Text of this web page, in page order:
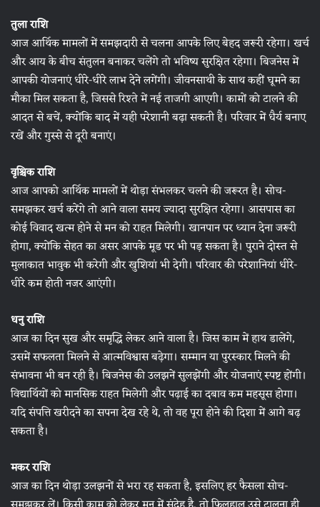
तुला राशि
आज आर्थिक मामलों में समझदारी से चलना आपके लिए बेहद जरूरी रहेगा। खर्च
और आय के बीच संतुलन बनाकर चलेंगे तो भविष्य सुरक्षित रहेगा। बिजनेस में
आपकी योजनाएं धीरे-धीरे लाभ देने लगेंगी। जीवनसाथी के साथ कहीं घूमने का
मौका मिल सकता है, जिससे रिश्ते में नई ताजगी आएगी। कामों को टालने की
आदत से बचें, क्योंकि बाद में यही परेशानी बढ़ा सकती है। परिवार में धैर्य बनाए
रखें और गुस्से से दूरी बनाएं।
वृश्चिक राशि
आज आपको आर्थिक मामलों में थोड़ा संभलकर चलने की जरूरत है। सोच-
समझकर खर्च करेंगे तो आने वाला समय ज्यादा सुरक्षित रहेगा। आसपास का
कोई विवाद खत्म होने से मन को राहत मिलेगी। खानपान पर ध्यान देना जरूरी
होगा, क्योंकि सेहत का असर आपके मूड पर भी पड़ सकता है। पुराने दोस्त से
मुलाकात भावुक भी करेगी और खुशियां भी देगी। परिवार की परेशानियां धीरे-
धीरे कम होती नजर आएंगी।
धनु राशि
आज का दिन सुख और समृद्धि लेकर आने वाला है। जिस काम में हाथ डालेंगे,
उसमें सफलता मिलने से आत्मविश्वास बढ़ेगा। सम्मान या पुरस्कार मिलने की
संभावना भी बन रही है। बिजनेस की उलझनें सुलझेंगी और योजनाएं स्पष्ट होंगी।
विद्यार्थियों को मानसिक राहत मिलेगी और पढ़ाई का दबाव कम महसूस होगा।
यदि संपत्ति खरीदने का सपना देख रहे थे, तो वह पूरा होने की दिशा में आगे बढ़
सकता है।
मकर राशि
आज का दिन थोड़ा उलझनों से भरा रह सकता है, इसलिए हर फैसला सोच-